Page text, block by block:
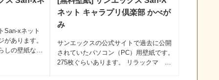
San-xネット
があります。
しの壁紙な
ネット キャラプリ倶楽部 かべが
み
サンエックスの公式サイトで過去に公開
されていたパソコン（PC）用壁紙です。
275枚ぐらいあります。 リラックマ 61